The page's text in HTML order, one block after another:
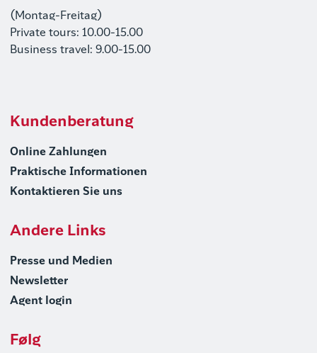
(Montag-Freitag)
Private tours: 10.00-15.00
Business travel: 9.00-15.00
Kundenberatung
Online Zahlungen
Praktische Informationen
Kontaktieren Sie uns
Andere Links
Presse und Medien
Newsletter
Agent login
Følg